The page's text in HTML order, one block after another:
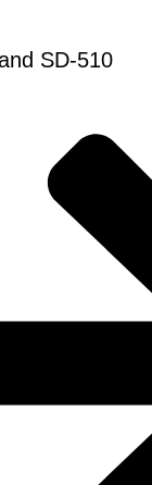
SD-510